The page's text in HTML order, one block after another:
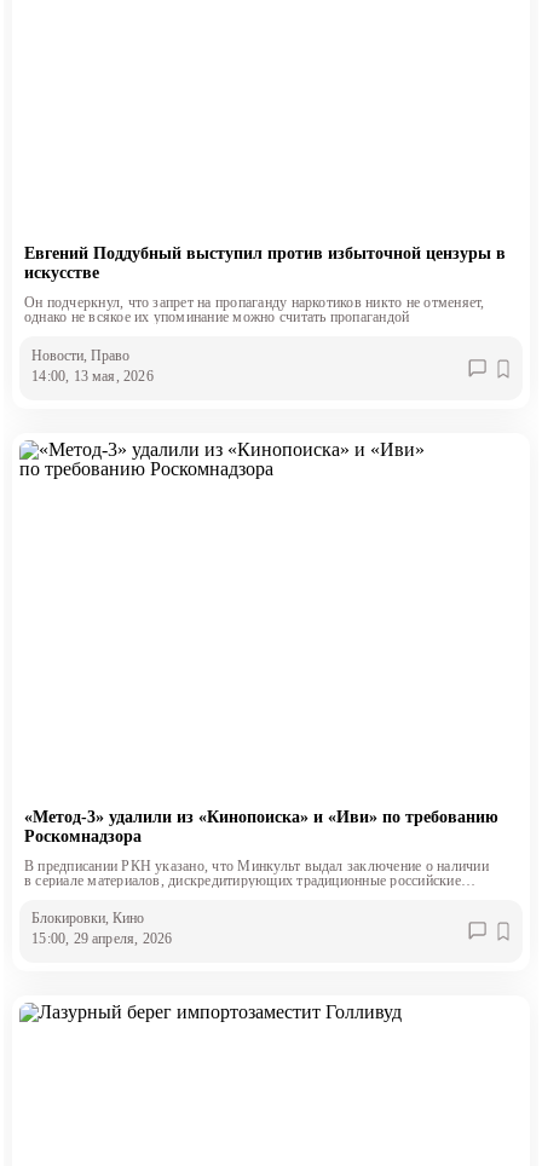
Евгений Поддубный выступил против избыточной цензуры в
искусстве
Он подчеркнул, что запрет на пропаганду наркотиков никто не отменяет,
однако не всякое их упоминание можно считать пропагандой
Новости, Право
14:00, 13 мая, 2026
«Метод-3» удалили из «Кинопоиска» и «Иви» по требованию
Роскомнадзора
В предписании РКН указано, что Минкульт выдал заключение о наличии
в сериале материалов, дискредитирующих традиционные российские
Блокировки, Кино
15:00, 29 апреля, 2026